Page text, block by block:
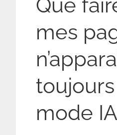
Que
mes
mode